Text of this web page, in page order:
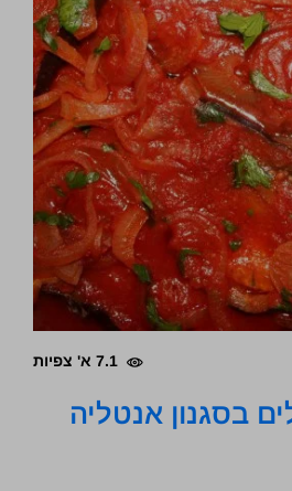
7.1 א' צפיות
בסגנון אנטליה